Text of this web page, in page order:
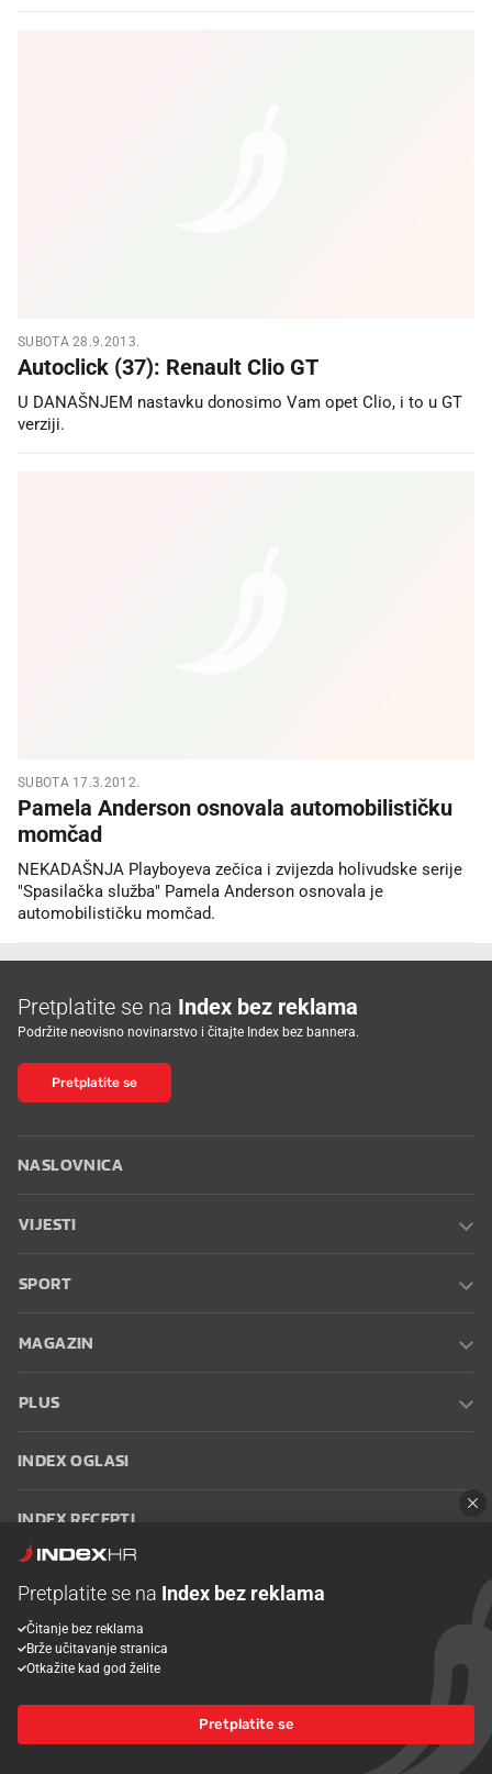
SUBOTA 28.9.2013.
Autoclick (37): Renault Clio GT
U DANAŠNJEM nastavku donosimo Vam opet Clio, i to u GT
verziji.
SUBOTA 17.3.2012.
Pamela Anderson osnovala automobilističku
momčad
NEKADAŠNJA Playboyeva zečica i zvijezda holivudske serije
"Spasilačka služba" Pamela Anderson osnovala je
automobilističku momčad.
Pretplatite se na Index bez reklama
Podržite neovisno novinarstvo i čitajte Index bez bannera.
Pretplatite se
NASLOVNICA
VIJESTI
SPORT
MAGAZIN
PLUS
INDEX OGLASI
INDEX RECEPTI
Oglašavanje Zaposli se na Indexu
korištenja
Postavke kolačića
© 2026 Index
Pretplatite se na Index bez reklama
Čitanje bez reklama
Brže učitavanje stranica
Otkažite kad god želite
Pretplatite se